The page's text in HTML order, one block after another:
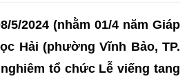
5/2024 (nhằm 01/4 năm Giáp
Hải (phường Vĩnh Bảo, TP.
tổ chức Lễ viếng tang